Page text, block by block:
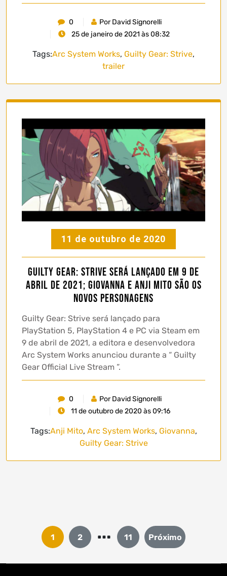
0
Por David Signorelli
25 de janeiro de 2021 às 08:32
Tags:Arc System Works, Guilty Gear: Strive,
trailer
11 de outubro de 2020
Guilty Gear: Strive será lançado em 9 de
abril de 2021; Giovanna e Anji Mito são os
novos personagens
Guilty Gear: Strive será lançado para
PlayStation 5, PlayStation 4 e PC via Steam em
9 de abril de 2021, a editora e desenvolvedora
Arc System Works anunciou durante a “ Guilty
Gear Official Live Stream ”.
0
Por David Signorelli
11 de outubro de 2020 às 09:16
Tags:Anji Mito, Arc System Works, Giovanna,
Guilty Gear: Strive
Paginação
de
posts
1 2 … 11 Próximo